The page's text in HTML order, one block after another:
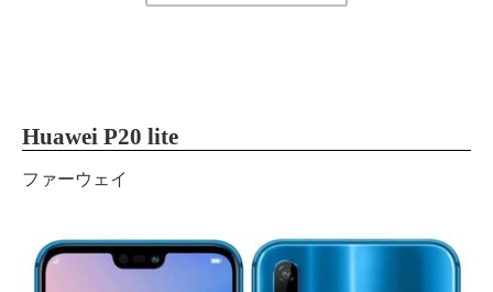
Huawei P20 lite
ファーウェイ